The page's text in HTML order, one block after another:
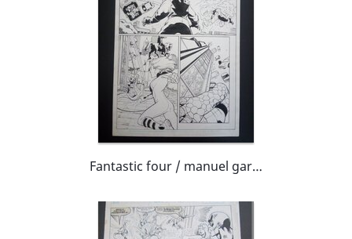
Fantastic four / manuel garcia